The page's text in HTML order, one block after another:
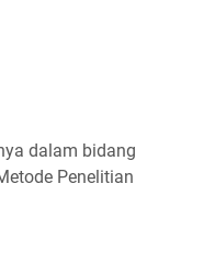
dalam bidang
Penelitian